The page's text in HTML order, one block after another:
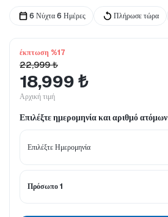
6 Νύχτα 6 Ημέρες Πλήρωσε τώρα
έκπτωση %17
22,999 ₺
18,999 ₺
Αρχική τιμή
Επιλέξτε ημερομηνία και αριθμό ατόμων
Πρόσωπο 1